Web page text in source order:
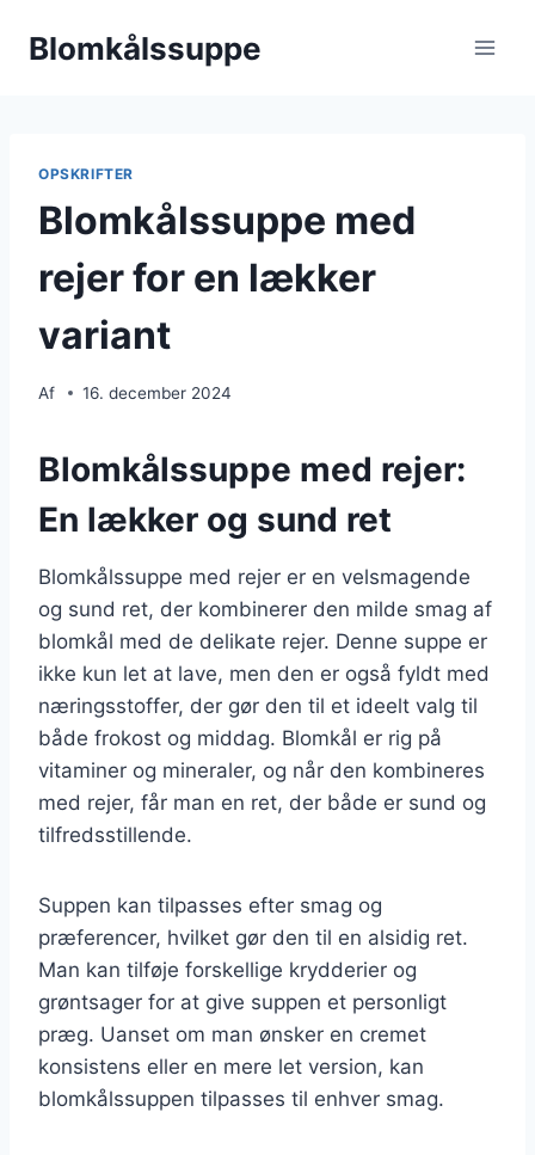
Blomkålssuppe
OPSKRIFTER
Blomkålssuppe med
rejer for en lækker
variant
Af 16. december 2024
Blomkålssuppe med rejer:
En lækker og sund ret
Blomkålssuppe med rejer er en velsmagende
og sund ret, der kombinerer den milde smag af
blomkål med de delikate rejer. Denne suppe er
ikke kun let at lave, men den er også fyldt med
næringsstoffer, der gør den til et ideelt valg til
både frokost og middag. Blomkål er rig på
vitaminer og mineraler, og når den kombineres
med rejer, får man en ret, der både er sund og
tilfredsstillende.
Suppen kan tilpasses efter smag og
præferencer, hvilket gør den til en alsidig ret.
Man kan tilføje forskellige krydderier og
grøntsager for at give suppen et personligt
præg. Uanset om man ønsker en cremet
konsistens eller en mere let version, kan
blomkålssuppen tilpasses til enhver smag.